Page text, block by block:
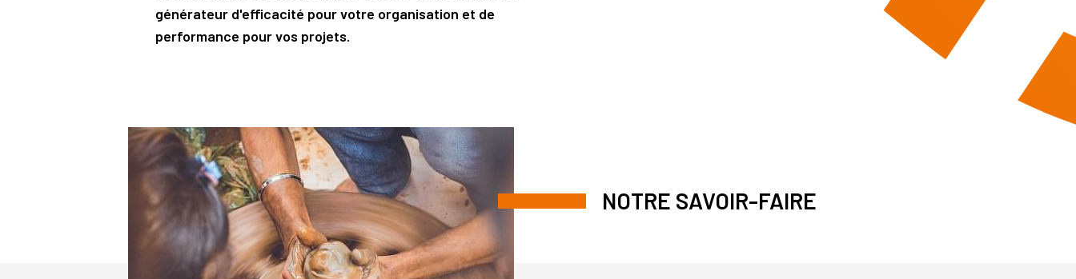
générateur d'efficacité pour votre organisation et de
performance pour vos projets.
NOTRE SAVOIR-FAIRE